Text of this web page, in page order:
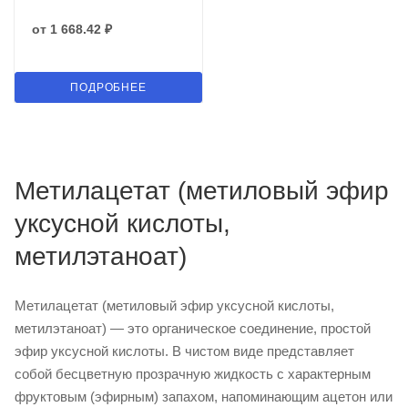
от 1 668.42 ₽
ПОДРОБНЕЕ
Метилацетат (метиловый эфир
уксусной кислоты,
метилэтаноат)
Метилацетат (метиловый эфир уксусной кислоты,
метилэтаноат) — это органическое соединение, простой
эфир уксусной кислоты. В чистом виде представляет
собой бесцветную прозрачную жидкость с характерным
фруктовым (эфирным) запахом, напоминающим ацетон или